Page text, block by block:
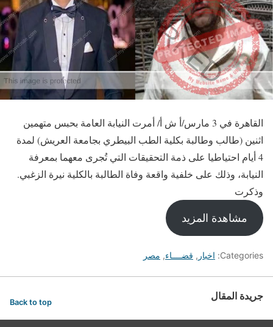
القاهرة في 3 مارس/أ ش أ/ أمرت النيابة العامة بحبس متهمين
اثنين (طالب وطالبة بكلية الطب البيطري بجامعة العريش) لمدة
4 أيام احتياطيا على ذمة التحقيقات التي تُجرى معهما بمعرفة
النيابة، وذلك على خلفية واقعة وفاة الطالبة بالكلية نيرة الزغبي.
وذكرت
مشاهدة المزيد
Categories: اخبار , قضــــاء, مصر
جريدة المقال Back to top